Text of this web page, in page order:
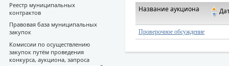
Реестр муниципальных
контрактов
Правовая база муниципальных
закупок
Комиссии по осуществлению
закупок путём проведения
конкурса, аукциона, запроса
Название аукциона
Проверочное обсуждение